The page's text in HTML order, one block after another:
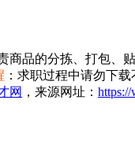
商品的分拣、打包、
：求职过程中请勿下
网 ，来源网址：